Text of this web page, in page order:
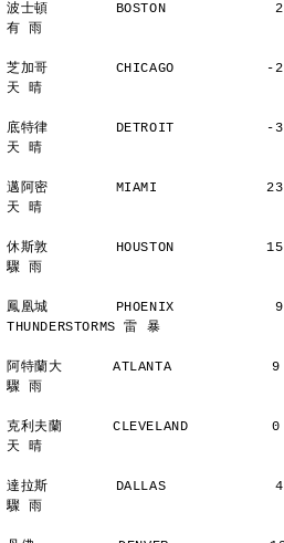
波士頓        BOSTON
有 雨
芝加哥        CHICAGO
天 晴
底特律        DETROIT
天 晴
邁阿密        MIAMI
天 晴
休斯敦        HOUSTON
驟 雨
鳳凰城        PHOENIX
THUNDERSTORMS 雷 暴
阿特蘭大      ATLANTA
驟 雨
克利夫蘭      CLEVELAND
天 晴
達拉斯        DALLAS             4
驟 雨